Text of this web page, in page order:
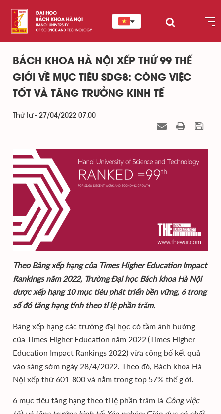
BÁCH KHOA HÀ NỘI XẾP THỨ 99 THẾ
GIỚI VỀ MỤC TIÊU SDG8: CÔNG VIỆC
TỐT VÀ TĂNG TRƯỞNG KINH TẾ
Thứ tư - 27/04/2022 07:00
Theo Bảng xếp hạng của Times Higher Education Impact
Rankings năm 2022, Trường Đại học Bách khoa Hà Nội
được xếp hạng 10 mục tiêu phát triển bền vững, 6 trong
số đó tăng hạng tính theo tỉ lệ phần trăm.
Bảng xếp hạng các trường đại học có tầm ảnh hưởng
của Times Higher Education năm 2022 (Times Higher
Education Impact Rankings 2022) vừa công bố kết quả
vào sáng sớm ngày 28/4/2022. Theo đó, Bách khoa Hà
Nội xếp thứ 601-800 và nằm trong top 57% thế giới.
6 mục tiêu tăng hạng theo tỉ lệ phần trăm là Công việc